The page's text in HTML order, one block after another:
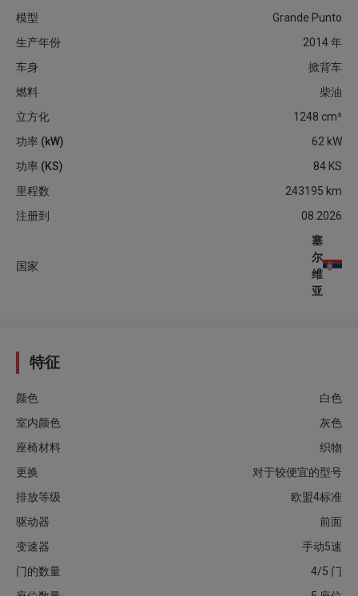
模型
Grande Punto
生产年份
2014年
车身
掀背车
燃料
柴油
立方化
1248 cm³
功率 (kW)
62 kW
功率 (KS)
84 KS
里程数
243195 km
注册到
08.2026
国家
塞
尔
维
亚
特征
颜色
白色
室内颜色
灰色
座椅材料
织物
更换
对于较便宜的型号
排放等级
欧盟4标准
驱动器
前面
变速器
手动5速
门的数量
4/5 门